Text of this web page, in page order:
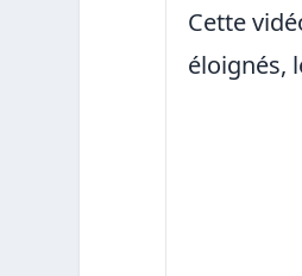
Cette
éloignés,